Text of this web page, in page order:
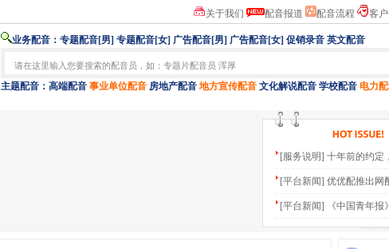
关于我们 配音报道 配音流程 客
业务配音： 专题配音[男] 专题配音[女] 广告配音[男] 广告配音[女] 促销录音 英文配音
主题配音： 高端配音 事业单位配音 房地产配音 地方宣传配音 文化解说配音 学校配音 电力
[服务说明] 十年前的约定
[平台新闻] 优优配推出网
[平台新闻] 《中国青年